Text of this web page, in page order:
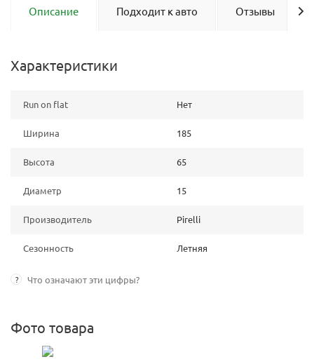
Описание Подходит к авто Отзывы
Характеристики
Run on flat Нет
Ширина 185
Высота 65
Диаметр 15
Производитель Pirelli
Сезонность Летняя
? Что означают эти цифры?
Фото товара